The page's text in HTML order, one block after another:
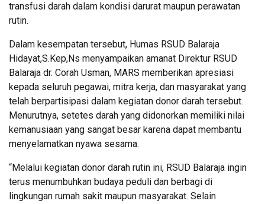
transfusi darah dalam kondisi darurat maupun perawatan
rutin.
Dalam kesempatan tersebut, Humas RSUD Balaraja
Hidayat,S.Kep,Ns menyampaikan amanat Direktur RSUD
Balaraja dr. Corah Usman, MARS memberikan apresiasi
kepada seluruh pegawai, mitra kerja, dan masyarakat yang
telah berpartisipasi dalam kegiatan donor darah tersebut.
Menurutnya, setetes darah yang didonorkan memiliki nilai
kemanusiaan yang sangat besar karena dapat membantu
menyelamatkan nyawa sesama.
“Melalui kegiatan donor darah rutin ini, RSUD Balaraja ingin
terus menumbuhkan budaya peduli dan berbagi di
lingkungan rumah sakit maupun masyarakat. Selain